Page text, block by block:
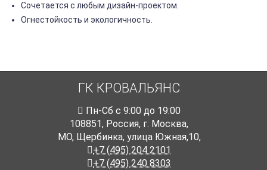
Сочетается с любым дизайн-проектом.
Огнестойкость и экологичность.
ГК КРОВАЛЬЯНС
Пн-Cб с 9:00 до 19:00
108851, Россия, г. Москва,
МО, Щербинка, улица Южная,10,
+7 (495) 204 2101
+7 (495) 240 8303